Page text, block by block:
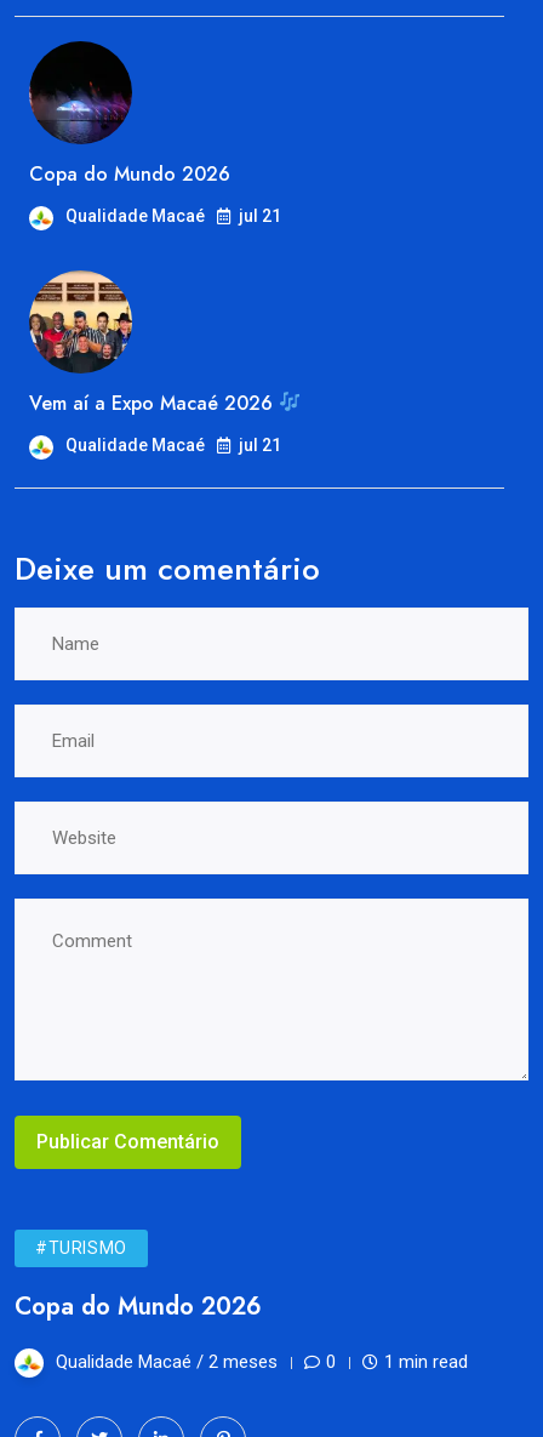
do
Copa do Mundo 2026
Qualidade Macaé jul 21
Vem aí a Expo Macaé 2026
Qualidade Macaé jul 21
Deixe um comentário
#TURISMO
Copa do Mundo 2026
Qualidade Macaé / 2 meses 0 1 min read